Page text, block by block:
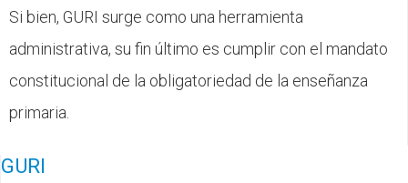
Si bien, GURI surge como una herramienta
administrativa, su fin último es cumplir con el mandato
constitucional de la obligatoriedad de la enseñanza
primaria.
GURI